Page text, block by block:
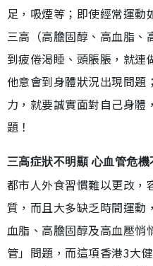
足，吸煙等；即使經常運動
三高（高膽固醇、高血脂
到疲倦渴睡、頭脹脹，就
他意會到身體狀況出現問題
力，就要誠實面對自己身體
題！
三高症狀不明顯 心血管危機
都市人外食習慣難以更改，
質，而且大多缺乏時間運動
血脂、高膽固醇及高血壓悄
管」問題，而這項香港3大